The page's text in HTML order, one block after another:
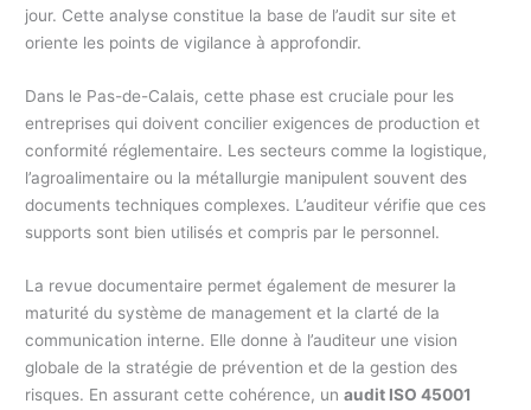
jour. Cette analyse constitue la base de l’audit sur site et
oriente les points de vigilance à approfondir.
Dans le Pas-de-Calais, cette phase est cruciale pour les
entreprises qui doivent concilier exigences de production et
conformité réglementaire. Les secteurs comme la logistique,
l’agroalimentaire ou la métallurgie manipulent souvent des
documents techniques complexes. L’auditeur vérifie que ces
supports sont bien utilisés et compris par le personnel.
La revue documentaire permet également de mesurer la
maturité du système de management et la clarté de la
communication interne. Elle donne à l’auditeur une vision
globale de la stratégie de prévention et de la gestion des
risques. En assurant cette cohérence, unaudit ISO 45001